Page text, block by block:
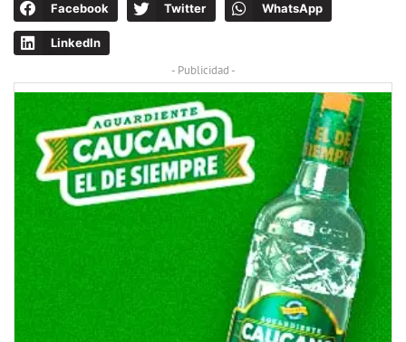
Facebook Twitter WhatsApp
LinkedIn
- Publicidad -